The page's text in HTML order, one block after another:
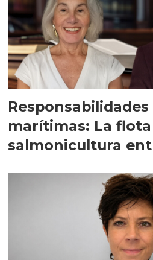
marítimas: La
salmonicultura